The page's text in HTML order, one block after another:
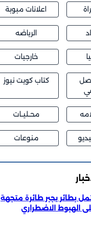
اعلانات مبوبة
الرياضه
خارجيات
كتاب كويت نيوز
محــليــات
منوعات
بطائر يجبر طائرة متجهة
الهبوط الاضطراري